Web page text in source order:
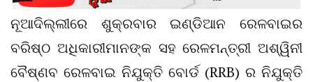
ନୂଆଦିଲ୍ଲୀରେ ଶୁକ୍ରବାର ଇଣ୍ଡିଆନ ରେଳବାଇର
ବରିଷ୍ଠ ଅଧିକାରୀମାନଙ୍କ ସହ ରେଳମନ୍ତ୍ରୀ ଅଶ୍ୱିନୀ
ବୈଷ୍ଣବ ରେଳବାଇ ନିଯୁକ୍ତି ବୋର୍ଡ (RRB) ର ନିଯୁକ୍ତି